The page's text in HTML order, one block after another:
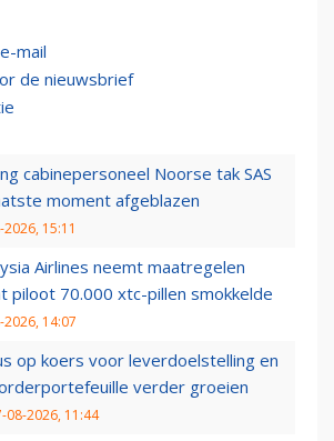
mail
de nieuwsbrief
cabinepersoneel Noorse tak SAS
moment afgeblazen
2026, 15:11
Airlines neemt maatregelen
piloot 70.000 xtc-pillen smokkelde
2026, 14:07
op koers voor leverdoelstelling en
verder groeien
08-2026, 11:44